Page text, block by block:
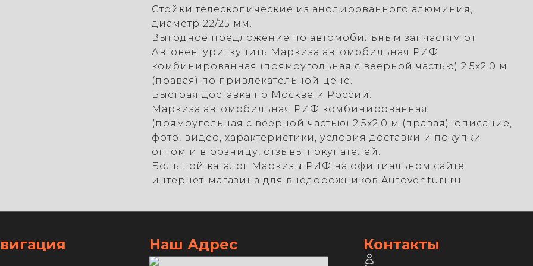
Стойки телескопические из анодированного алюминия,
диаметр 22/25 мм.
Выгодное предложение по автомобильным запчастям от
Автовентури: купить Маркиза автомобильная РИФ
комбинированная (прямоугольная с веерной частью) 2.5х2.0 м
(правая) по привлекательной цене.
Быстрая доставка по Москве и России.
Маркиза автомобильная РИФ комбинированная
(прямоугольная с веерной частью) 2.5х2.0 м (правая): описание,
фото, видео, характеристики, условия доставки и покупки
оптом и в розницу, отзывы покупателей.
Большой каталог Маркизы РИФ на официальном сайте
интернет-магазина для внедорожников Autoventuri.ru
Наш Адрес Контакты